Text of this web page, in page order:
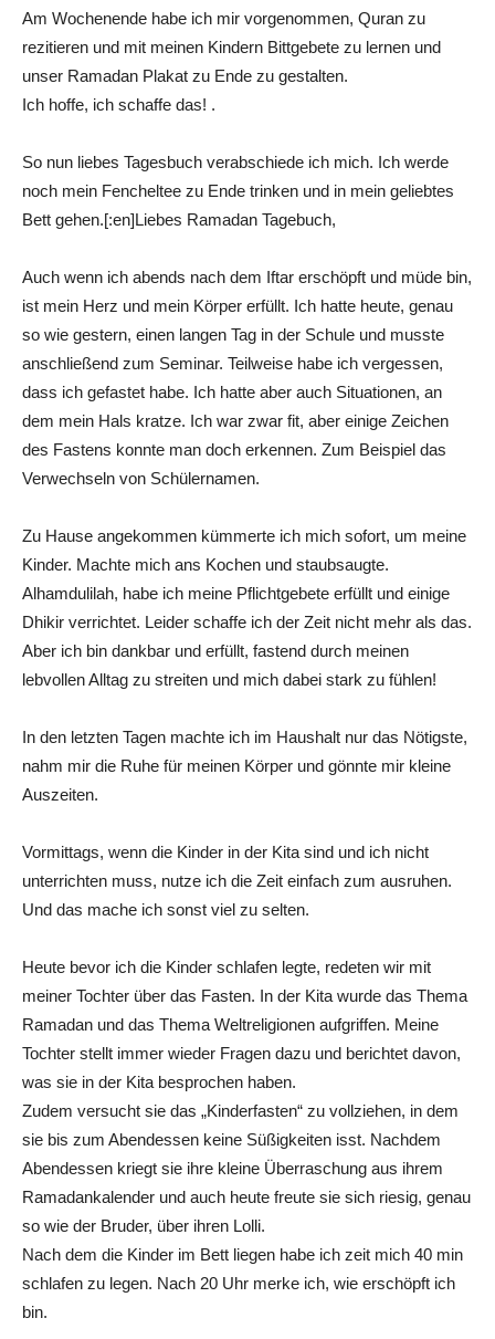
Am Wochenende habe ich mir vorgenommen, Quran zu
rezitieren und mit meinen Kindern Bittgebete zu lernen und
unser Ramadan Plakat zu Ende zu gestalten.
Ich hoffe, ich schaffe das! .
So nun liebes Tagesbuch verabschiede ich mich. Ich werde
noch mein Fencheltee zu Ende trinken und in mein geliebtes
Bett gehen.[:en]Liebes Ramadan Tagebuch,
Auch wenn ich abends nach dem Iftar erschöpft und müde bin,
ist mein Herz und mein Körper erfüllt. Ich hatte heute, genau
so wie gestern, einen langen Tag in der Schule und musste
anschließend zum Seminar. Teilweise habe ich vergessen,
dass ich gefastet habe. Ich hatte aber auch Situationen, an
dem mein Hals kratze. Ich war zwar fit, aber einige Zeichen
des Fastens konnte man doch erkennen. Zum Beispiel das
Verwechseln von Schülernamen.
Zu Hause angekommen kümmerte ich mich sofort, um meine
Kinder. Machte mich ans Kochen und staubsaugte.
Alhamdulilah, habe ich meine Pflichtgebete erfüllt und einige
Dhikir verrichtet. Leider schaffe ich der Zeit nicht mehr als das.
Aber ich bin dankbar und erfüllt, fastend durch meinen
lebvollen Alltag zu streiten und mich dabei stark zu fühlen!
In den letzten Tagen machte ich im Haushalt nur das Nötigste,
nahm mir die Ruhe für meinen Körper und gönnte mir kleine
Auszeiten.
Vormittags, wenn die Kinder in der Kita sind und ich nicht
unterrichten muss, nutze ich die Zeit einfach zum ausruhen.
Und das mache ich sonst viel zu selten.
Heute bevor ich die Kinder schlafen legte, redeten wir mit
meiner Tochter über das Fasten. In der Kita wurde das Thema
Ramadan und das Thema Weltreligionen aufgriffen. Meine
Tochter stellt immer wieder Fragen dazu und berichtet davon,
was sie in der Kita besprochen haben.
Zudem versucht sie das „Kinderfasten“ zu vollziehen, in dem
sie bis zum Abendessen keine Süßigkeiten isst. Nachdem
Abendessen kriegt sie ihre kleine Überraschung aus ihrem
Ramadankalender und auch heute freute sie sich riesig, genau
so wie der Bruder, über ihren Lolli.
Nach dem die Kinder im Bett liegen habe ich zeit mich 40 min
schlafen zu legen. Nach 20 Uhr merke ich, wie erschöpft ich
bin.